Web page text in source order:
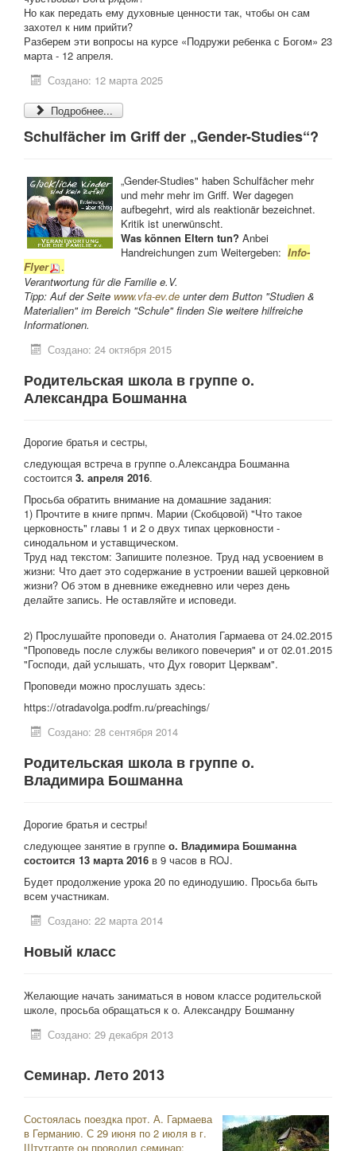
Но как передать ему духовные ценности так, чтобы он сам
захотел к ним прийти?
Разберем эти вопросы на курсе «Подружи ребенка с Богом» 23
марта - 12 апреля.
Создано: 12 марта 2025
Подробнее...
Schulfächer im Griff der „Gender-Studies“?
„Gender-Studies" haben Schulfächer mehr
und mehr mehr im Griff. Wer dagegen
aufbegehrt, wird als reaktionär bezeichnet.
Kritik ist unerwünscht.
Was können Eltern tun? Anbei
Handreichungen zum Weitergeben: Info-
Flyer
.
Verantwortung für die Familie e.V.
Tipp: Auf der Seite www.vfa-ev.de unter dem Button "Studien &
Materialien" im Bereich "Schule" finden Sie weitere hilfreiche
Informationen.
Создано: 24 октября 2015
Родительская школа в группе о.
Александра Бошманна
Дорогие братья и сестры,
следующая встреча в группе о.Александра Бошманна
состоится 3. апреля 2016.
Просьба обратить внимание на домашние задания:
1) Прочтите в книге прпмч. Марии (Скобцовой) "Что такое
церковность" главы 1 и 2 о двух типах церковности -
синодальном и уставщическом.
Труд над текстом: Запишите полезное. Труд над усвоением в
жизни: Что дает это содержание в устроении вашей церковной
жизни? Об этом в дневнике ежедневно или через день
делайте запись. Не оставляйте и исповеди.
2) Прослушайте проповеди о. Анатолия Гармаева от 24.02.2015
"Проповедь после службы великого повечерия" и от 02.01.2015
"Господи, дай услышать, что Дух говорит Церквам".
Проповеди можно прослушать здесь:
https://otradavolga.podfm.ru/preachings/
Создано: 28 сентября 2014
Родительская школа в группе о.
Владимира Бошманна
Дорогие братья и сестры!
следующее занятие в группе о. Владимира Бошманна
состоится 13 марта 2016 в 9 часов в ROJ.
Будет продолжение урока 20 по единодушию. Просьба быть
всем участникам.
Создано: 22 марта 2014
Новый класс
Желающие начать заниматься в новом классе родительской
школе, просьба обращаться к о. Александру Бошманну
Создано: 29 декабря 2013
Семинар. Лето 2013
Состоялась поездка прот. А. Гармаева
в Германию. С 29 июня по 2 июля в г.
Штутгарте он проводил семинар: